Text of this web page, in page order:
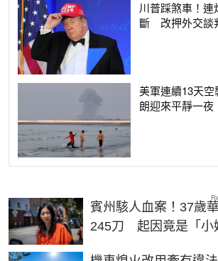
川普踩煞車！連
斷 改押外交談
美軍連續13天
朗迎來平靜一
賓州駭人血案！37歲
245刀 起因竟是「小